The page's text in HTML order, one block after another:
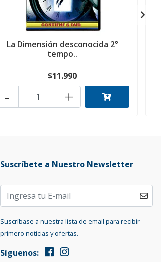
La Dimensión desconocida 2°
tempo..
$11.990
+
-
Suscríbete a Nuestro Newsletter
Suscríbase a nuestra lista de email para recibir
primero noticias y ofertas.
Síguenos: